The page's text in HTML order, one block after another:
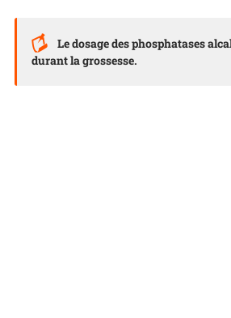
Le dosage des phosphatases
durant la grossesse.